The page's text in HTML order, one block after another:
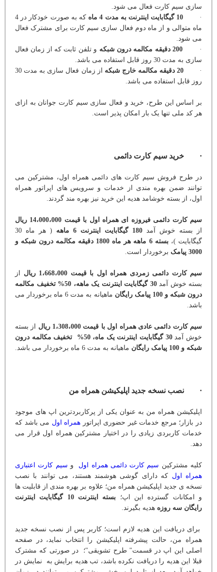
سازی سیم کارت فعال می شود.
· 10 گیگابایت اینترنت به مدت 4 ماه
که به صورت خودکار در 4
ماه متوالی و از ماه دوم فعال سازی سیم کارت برای مشترک فعال
می شود.
·
درون شبکه و تلفن ثابت که از زمان فعال
سازی به مدت 30 روز قابل استفاده می باشد.
·
از زمان فعال سازی به مدت 30
روز قابل استفاده می باشد.
بر اساس این طرح، خرید و فعال سازی سیم کارت جوانان به ازای
هر کد ملی تنها یک بار امکان پذیر است.
· خرید سیم کارت دائمی
در طرح فروش سیم کارت های دائمی همراه اول، مشترکین می
توانند ضمن بهره مندی از خدمات و سرویس های اپراتور همراه
اول، از بسته خوشامد هدیه این خرید نیز بهره مند گردند.
سیم کارت دائمی فیروزه ای همراه اول با قیمت 14،000،000 ریال
از بسته خوش آمد 180 گیگابایت اینترنت 6 ماهه
( هر ماه 30
گیگابایت )،
بسته 6 ماهه هر ماه 1800 دقیقه مکالمه درون شبکه و
3000 پیامک
برخوردار است.
سیم کارت دائمی زمردی همراه اول با قیمت 1،668،000 ریال
از
بسته خوش آمد
30 گیگابایت اینترنت یک ماهه، 50% تخفیف مکالمه
درون شبکه و 100 پیامک رایگان
ماهیانه به مدت 6 ماه برخوردار می
باشد.
سیم کارت دائمی عادی همراه اول با قیمت 1،308،000 ریال
از بسته
خوش آمد
30 گیگابایت اینترنت یک ماه، 50% تخفیف مکالمه درون
شبکه و 100 پیامک رایگان
ماهیانه به مدت 6 ماه برخوردار می باشد.
· نصب نسخه جدید اپلیکیشن همراه من
اپلیکیشن همراه من به عنوان یکی از پرکاربردترین اپ های موجود
در بازار؛ مرجع خدمات غیر حضوری اپراتور همراه اول می باشد که
خدمات کاربردی زیادی را در اختیار مشترکین همراه اول قرار می
دهد.
کلیه مشترکین سیم کارت دائمی همراه اول و سیم کارت اعتباری
همراه اول که دارای گوشی هوشمند هستند، می توانند با نصب
نسخه ی جدید اپلیکیشن همراه من؛ علاوه بر بهره مندی از قابلیت ها
و امکانات گسترده این اپ؛
بسته اینترنت 10 گیگابایت اینترنت
رایگان سه روزه هدیه بگیرند.
برای دریافت این هدیه لازم است؛ کاربر پس از نصب نسخه جدید
همراه من، حالت پیشرفته اپلیکیشن را انتخاب نماید، در صفحه
اصلی این اپ در قسمت" طرح تشویقی"؛ در صورتی که مشترک
قبلا این هدیه را دریافت نکرده باشد، تب هدیه برایش به نمایش در